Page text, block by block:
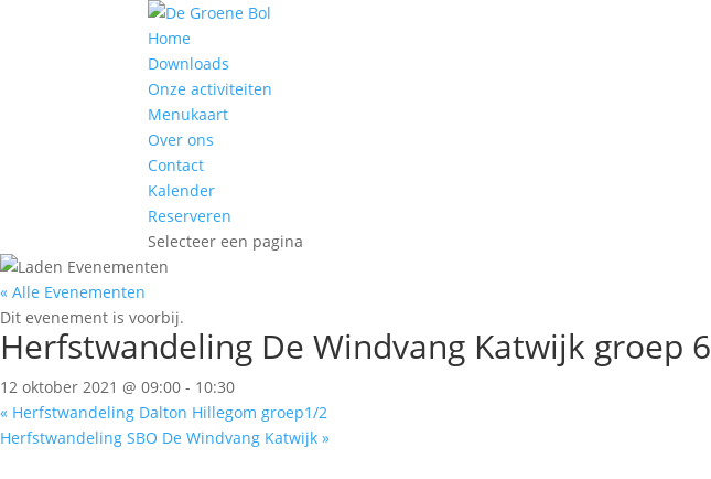
Home
Downloads
Onze activiteiten
Menukaart
Over ons
Contact
Kalender
Reserveren
Selecteer een pagina
« Alle Evenementen
Dit evenement is voorbij.
Herfstwandeling De Windvang Katwijk groep 6
12 oktober 2021 @ 09:00 - 10:30
« Herfstwandeling Dalton Hillegom groep1/2
Herfstwandeling SBO De Windvang Katwijk »